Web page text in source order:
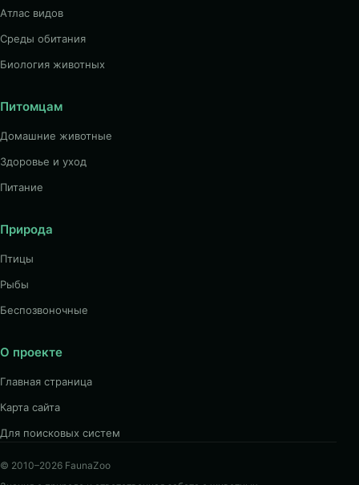
Атлас видов
Среды обитания
Биология животных
Питомцам
Домашние животные
Здоровье и уход
Питание
Природа
Птицы
Рыбы
Беспозвоночные
О проекте
Главная страница
Карта сайта
Для поисковых систем
© 2010–2026 FaunaZoo